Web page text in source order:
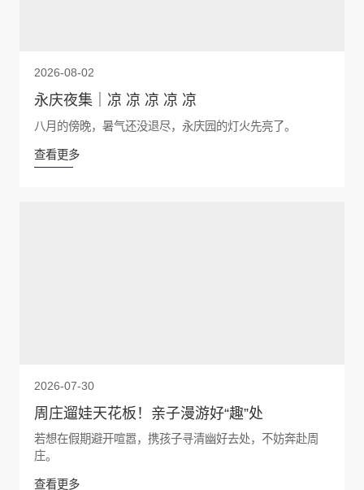
2026-08-02
永庆夜集｜凉 凉 凉 凉 凉
八月的傍晚，暑气还没退尽，永庆园的灯火先亮了。
查看更多
2026-07-30
周庄遛娃天花板！亲子漫游好“趣”处
若想在假期避开喧嚣，携孩子寻清幽好去处，不妨奔赴周
庄。
查看更多